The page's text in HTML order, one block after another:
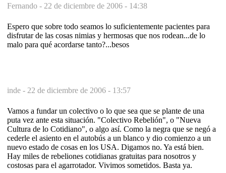
Fernando - 22 de diciembre de 2006 - 14:38
Espero que sobre todo seamos lo suficientemente pacientes para
disfrutar de las cosas nimias y hermosas que nos rodean...de lo
malo para qué acordarse tanto?...besos
inde - 22 de diciembre de 2006 - 13:57
Vamos a fundar un colectivo o lo que sea que se plante de una
puta vez ante esta situación. "Colectivo Rebelión", o "Nueva
Cultura de lo Cotidiano", o algo así. Como la negra que se negó a
cederle el asiento en el autobús a un blanco y dio comienzo a un
nuevo estado de cosas en los USA. Digamos no. Ya está bien.
Hay miles de rebeliones cotidianas gratuitas para nosotros y
costosas para el agarrotador. Vivimos sometidos. Basta ya.